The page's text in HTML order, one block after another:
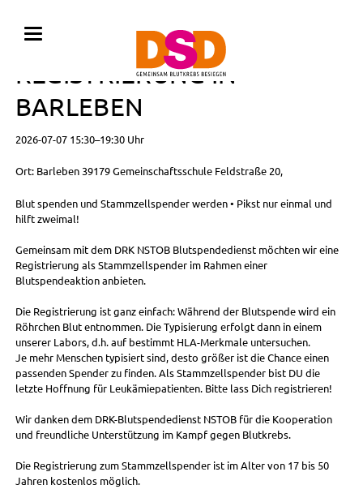
BLUTSPENDE MIT
REGISTRIERUNG IN
BARLEBEN
2026-07-07 15:30–19:30 Uhr
Ort: Barleben 39179 Gemeinschaftsschule Feldstraße 20,
Blut spenden und Stammzellspender werden • Pikst nur einmal und
hilft zweimal!
Gemeinsam mit dem DRK NSTOB Blutspendedienst möchten wir eine
Registrierung als Stammzellspender im Rahmen einer
Blutspendeaktion anbieten.
Die Registrierung ist ganz einfach: Während der Blutspende wird ein
Röhrchen Blut entnommen. Die Typisierung erfolgt dann in einem
unserer Labors, d.h. auf bestimmt HLA-Merkmale untersuchen.
Je mehr Menschen typisiert sind, desto größer ist die Chance einen
passenden Spender zu finden. Als Stammzellspender bist DU die
letzte Hoffnung für Leukämiepatienten. Bitte lass Dich registrieren!
Wir danken dem DRK-Blutspendedienst NSTOB für die Kooperation
und freundliche Unterstützung im Kampf gegen Blutkrebs.
Die Registrierung zum Stammzellspender ist im Alter von 17 bis 50
Jahren kostenlos möglich.